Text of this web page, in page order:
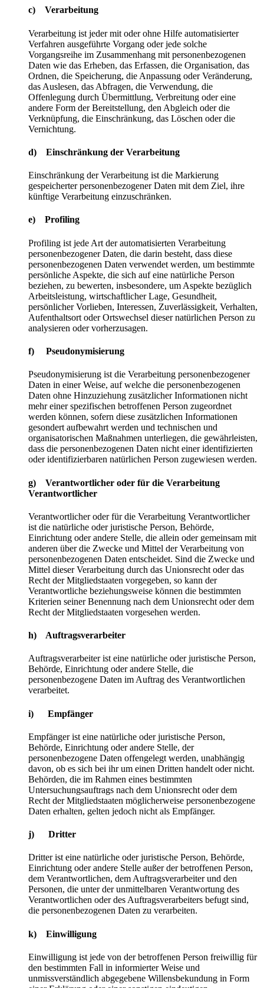
c) Verarbeitung
Verarbeitung ist jeder mit oder ohne Hilfe automatisierter
Verfahren ausgeführte Vorgang oder jede solche
Vorgangsreihe im Zusammenhang mit personenbezogenen
Daten wie das Erheben, das Erfassen, die Organisation, das
Ordnen, die Speicherung, die Anpassung oder Veränderung,
das Auslesen, das Abfragen, die Verwendung, die
Offenlegung durch Übermittlung, Verbreitung oder eine
andere Form der Bereitstellung, den Abgleich oder die
Verknüpfung, die Einschränkung, das Löschen oder die
Vernichtung.
d) Einschränkung der Verarbeitung
Einschränkung der Verarbeitung ist die Markierung
gespeicherter personenbezogener Daten mit dem Ziel, ihre
künftige Verarbeitung einzuschränken.
e) Profiling
Profiling ist jede Art der automatisierten Verarbeitung
personenbezogener Daten, die darin besteht, dass diese
personenbezogenen Daten verwendet werden, um bestimmte
persönliche Aspekte, die sich auf eine natürliche Person
beziehen, zu bewerten, insbesondere, um Aspekte bezüglich
Arbeitsleistung, wirtschaftlicher Lage, Gesundheit,
persönlicher Vorlieben, Interessen, Zuverlässigkeit, Verhalten,
Aufenthaltsort oder Ortswechsel dieser natürlichen Person zu
analysieren oder vorherzusagen.
f) Pseudonymisierung
Pseudonymisierung ist die Verarbeitung personenbezogener
Daten in einer Weise, auf welche die personenbezogenen
Daten ohne Hinzuziehung zusätzlicher Informationen nicht
mehr einer spezifischen betroffenen Person zugeordnet
werden können, sofern diese zusätzlichen Informationen
gesondert aufbewahrt werden und technischen und
organisatorischen Maßnahmen unterliegen, die gewährleisten,
dass die personenbezogenen Daten nicht einer identifizierten
oder identifizierbaren natürlichen Person zugewiesen werden.
g) Verantwortlicher oder für die Verarbeitung
Verantwortlicher
Verantwortlicher oder für die Verarbeitung Verantwortlicher
ist die natürliche oder juristische Person, Behörde,
Einrichtung oder andere Stelle, die allein oder gemeinsam mit
anderen über die Zwecke und Mittel der Verarbeitung von
personenbezogenen Daten entscheidet. Sind die Zwecke und
Mittel dieser Verarbeitung durch das Unionsrecht oder das
Recht der Mitgliedstaaten vorgegeben, so kann der
Verantwortliche beziehungsweise können die bestimmten
Kriterien seiner Benennung nach dem Unionsrecht oder dem
Recht der Mitgliedstaaten vorgesehen werden.
h) Auftragsverarbeiter
Auftragsverarbeiter ist eine natürliche oder juristische Person,
Behörde, Einrichtung oder andere Stelle, die
personenbezogene Daten im Auftrag des Verantwortlichen
verarbeitet.
i) Empfänger
Empfänger ist eine natürliche oder juristische Person,
Behörde, Einrichtung oder andere Stelle, der
personenbezogene Daten offengelegt werden, unabhängig
davon, ob es sich bei ihr um einen Dritten handelt oder nicht.
Behörden, die im Rahmen eines bestimmten
Untersuchungsauftrags nach dem Unionsrecht oder dem
Recht der Mitgliedstaaten möglicherweise personenbezogene
Daten erhalten, gelten jedoch nicht als Empfänger.
j) Dritter
Dritter ist eine natürliche oder juristische Person, Behörde,
Einrichtung oder andere Stelle außer der betroffenen Person,
dem Verantwortlichen, dem Auftragsverarbeiter und den
Personen, die unter der unmittelbaren Verantwortung des
Verantwortlichen oder des Auftragsverarbeiters befugt sind,
die personenbezogenen Daten zu verarbeiten.
k) Einwilligung
Einwilligung ist jede von der betroffenen Person freiwillig für
den bestimmten Fall in informierter Weise und
unmissverständlich abgegebene Willensbekundung in Form